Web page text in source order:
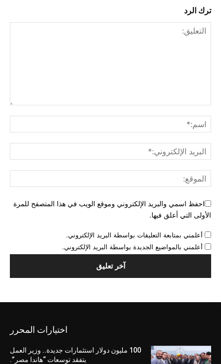
ترك الرد
احفظ اسمي والبريد الإلكتروني وموقع الويب في هذا المتصفح للمرة
الأولى التي أعلق فيها.
أعلمني بمتابعة التعليقات بواسطة البريد الإلكتروني.
أعلمني بالمواضيع الجديدة بواسطة البريد الإلكتروني.
اختيارات المحرر
100 مليون دولار استثمارات جديدة.. وزير العمل
يتفقد توسعات “هاندا مصر”.